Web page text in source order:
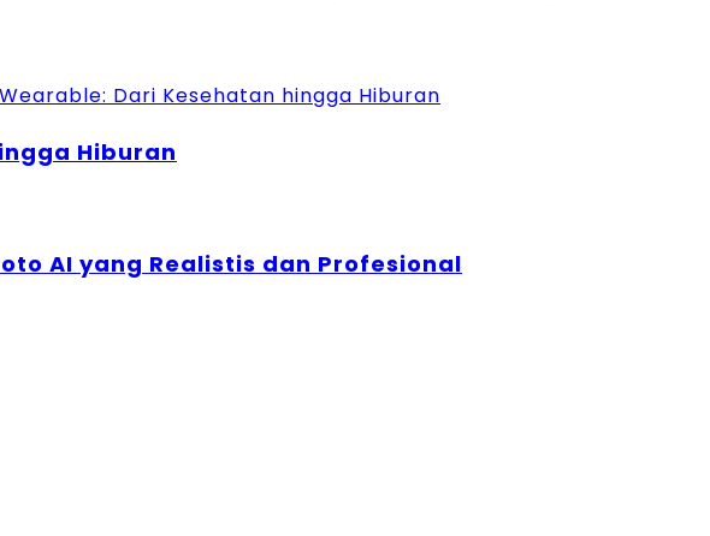
Hiburan
AI yang Realistis dan Profesional